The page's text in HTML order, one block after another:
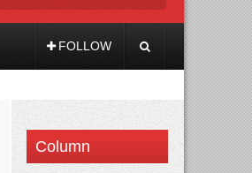
FOLLOW
Column